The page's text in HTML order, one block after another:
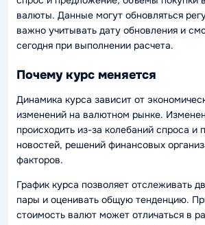
валюты. Данные могут обновляться
важно учитывать дату обновления и
сегодня при выполнении расчета.
Почему курс меняется
Динамика курса зависит от
изменений на валютном рынке.
происходить из-за колебаний спроса и
новостей, решений финансовых
факторов.
График курса позволяет отслеживать
пары и оценивать общую тенденцию.
стоимость валют может отличаться в